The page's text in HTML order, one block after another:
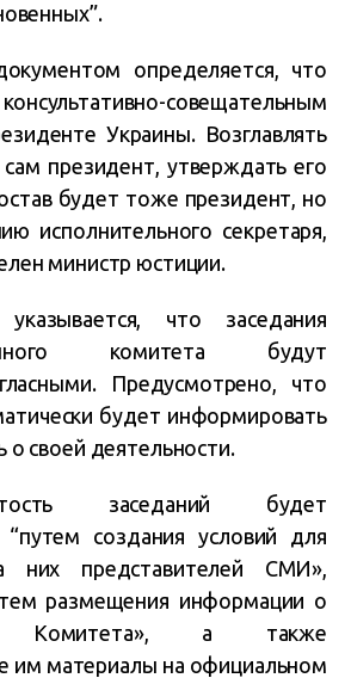
определяется, что
совещательным
Украины. Возглавлять
президент, утверждать его
будет тоже президент, но
исполнительного секретаря,
министр юстиции.
что заседания
комитета будут
Предусмотрено, что
будет информировать
о своей деятельности.
заседаний будет
“путем создания условий для
них представителей СМИ»,
размещения информации о
Комитета», а также
им материалы на официальном